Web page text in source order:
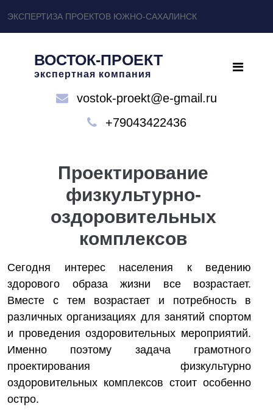
ЭКСПЕРТИЗА ПРОЕКТОВ ЮЖНО-САХАЛИНСК
ВОСТОК-ПРОЕКТ
экспертная компания
vostok-proekt@e-gmail.ru
+79043422436
Проектирование
физкультурно-
оздоровительных
комплексов
Сегодня интерес населения к ведению
здорового образа жизни все возрастает.
Вместе с тем возрастает и потребность в
различных организациях для занятий спортом
и проведения оздоровительных мероприятий.
Именно поэтому задача грамотного
проектирования физкультурно
оздоровительных комплексов стоит особенно
остро.